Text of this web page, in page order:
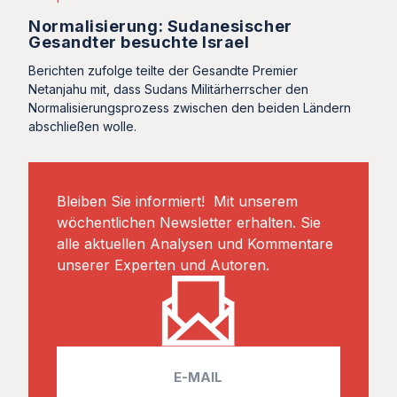
Normalisierung: Sudanesischer
Gesandter besuchte Israel
Berichten zufolge teilte der Gesandte Premier
Netanjahu mit, dass Sudans Militärherrscher den
Normalisierungsprozess zwischen den beiden Ländern
abschließen wolle.
Bleiben Sie informiert! Mit unserem
wöchentlichen Newsletter erhalten. Sie
alle aktuellen Analysen und Kommentare
unserer Experten und Autoren.